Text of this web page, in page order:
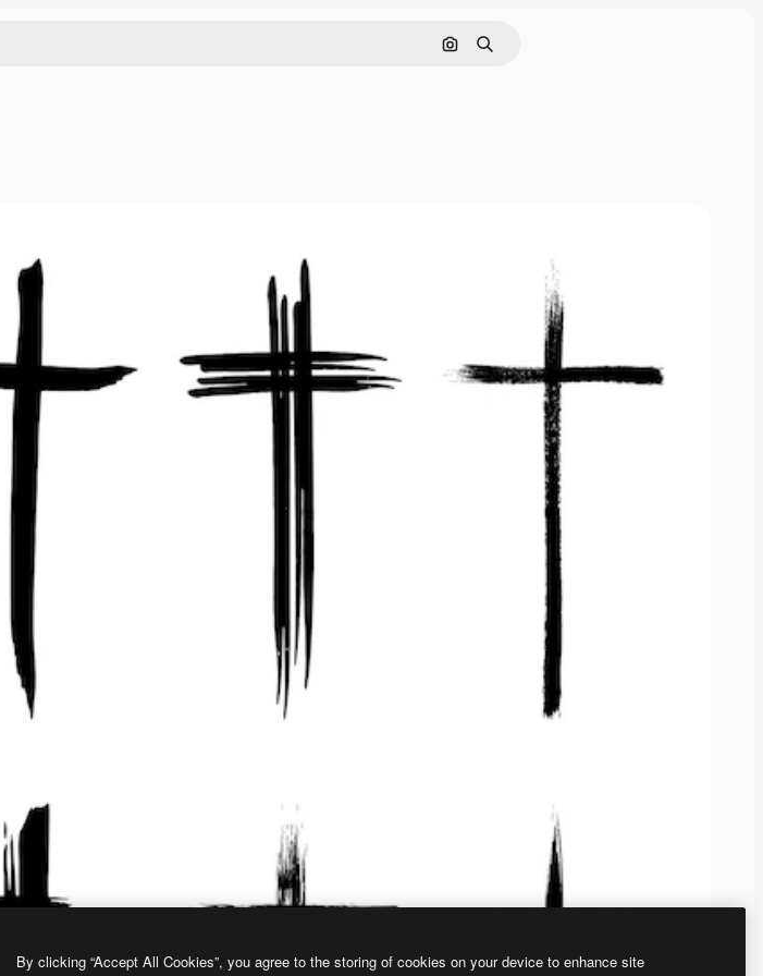
画像で検索
検索
By clicking “Accept All Cookies”, you agree to the storing of cookies on your device to enhance site